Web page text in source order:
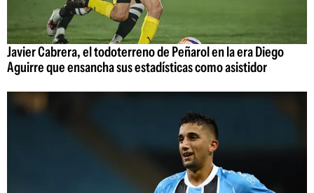
Javier Cabrera, el todoterreno de Peñarol en la era Diego
Aguirre que ensancha sus estadísticas como asistidor